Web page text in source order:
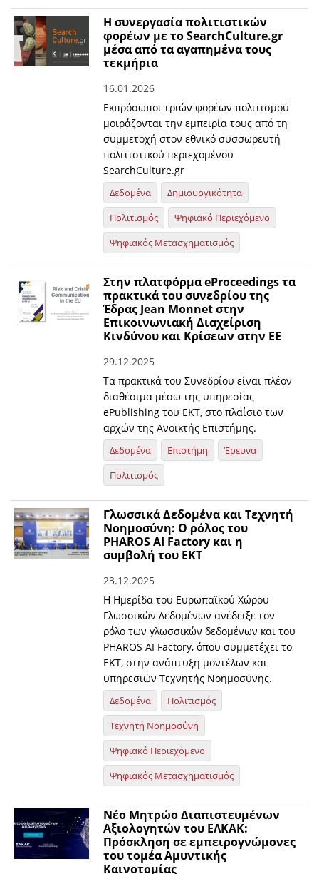
Η συνεργασία πολιτιστικών
φορέων με το SearchCulture.gr
μέσα από τα αγαπημένα τους
τεκμήρια
16.01.2026
Εκπρόσωποι τριών φορέων πολιτισμού
μοιράζονται την εμπειρία τους από τη
συμμετοχή στον εθνικό συσσωρευτή
πολιτιστικού περιεχομένου
SearchCulture.gr
Δεδομένα
Δημιουργικότητα
Πολιτισμός
Ψηφιακό Περιεχόμενο
Ψηφιακός Μετασχηματισμός
Στην πλατφόρμα eProceedings τα
πρακτικά του συνεδρίου της
Έδρας Jean Monnet στην
Επικοινωνιακή Διαχείριση
Κινδύνου και Κρίσεων στην EE
29.12.2025
Τα πρακτικά του Συνεδρίου είναι πλέον
διαθέσιμα μέσω της υπηρεσίας
ePublishing του ΕΚΤ, στο πλαίσιο των
αρχών της Ανοικτής Επιστήμης.
Δεδομένα Επιστήμη
Έρευνα
Πολιτισμός
Γλωσσικά Δεδομένα και Τεχνητή
Νοημοσύνη: O ρόλος του
PHAROS AI Factory και η
συμβολή του ΕΚΤ
23.12.2025
Η Ημερίδα του Ευρωπαϊκού Χώρου
Γλωσσικών Δεδομένων ανέδειξε τον
ρόλο των γλωσσικών δεδομένων και του
PHAROS AI Factory, όπου συμμετέχει το
ΕΚΤ, στην ανάπτυξη μοντέλων και
υπηρεσιών Τεχνητής Νοημοσύνης.
Δεδομένα
Πολιτισμός
Τεχνητή Νοημοσύνη
Ψηφιακό Περιεχόμενο
Ψηφιακός Μετασχηματισμός
Νέο Μητρώο Διαπιστευμένων
Αξιολογητών του ΕΛΚΑΚ:
Πρόσκληση σε εμπειρογνώμονες
του τομέα Aμυντικής
Kαινοτομίας